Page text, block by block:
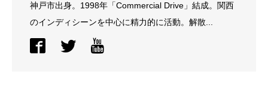
神戸市出身。1998年「Commercial Drive」結成。関西
のインディシーンを中心に精力的に活動。解散...